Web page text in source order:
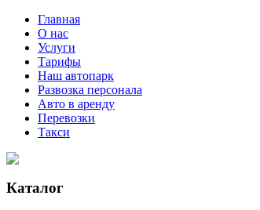
Главная
О нас
Услуги
Тарифы
Наш автопарк
Развозка персонала
Авто в аренду
Перевозки
Такси
Каталог